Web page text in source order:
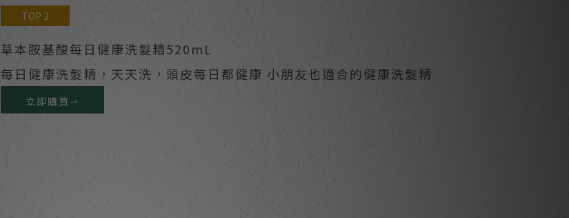
TOP 2
草本胺基酸每日健康洗髮精520mL
每日健康洗髮精，天天洗，頭皮每日都健康 小朋友也適合的健康洗髮精
立即購買⇀